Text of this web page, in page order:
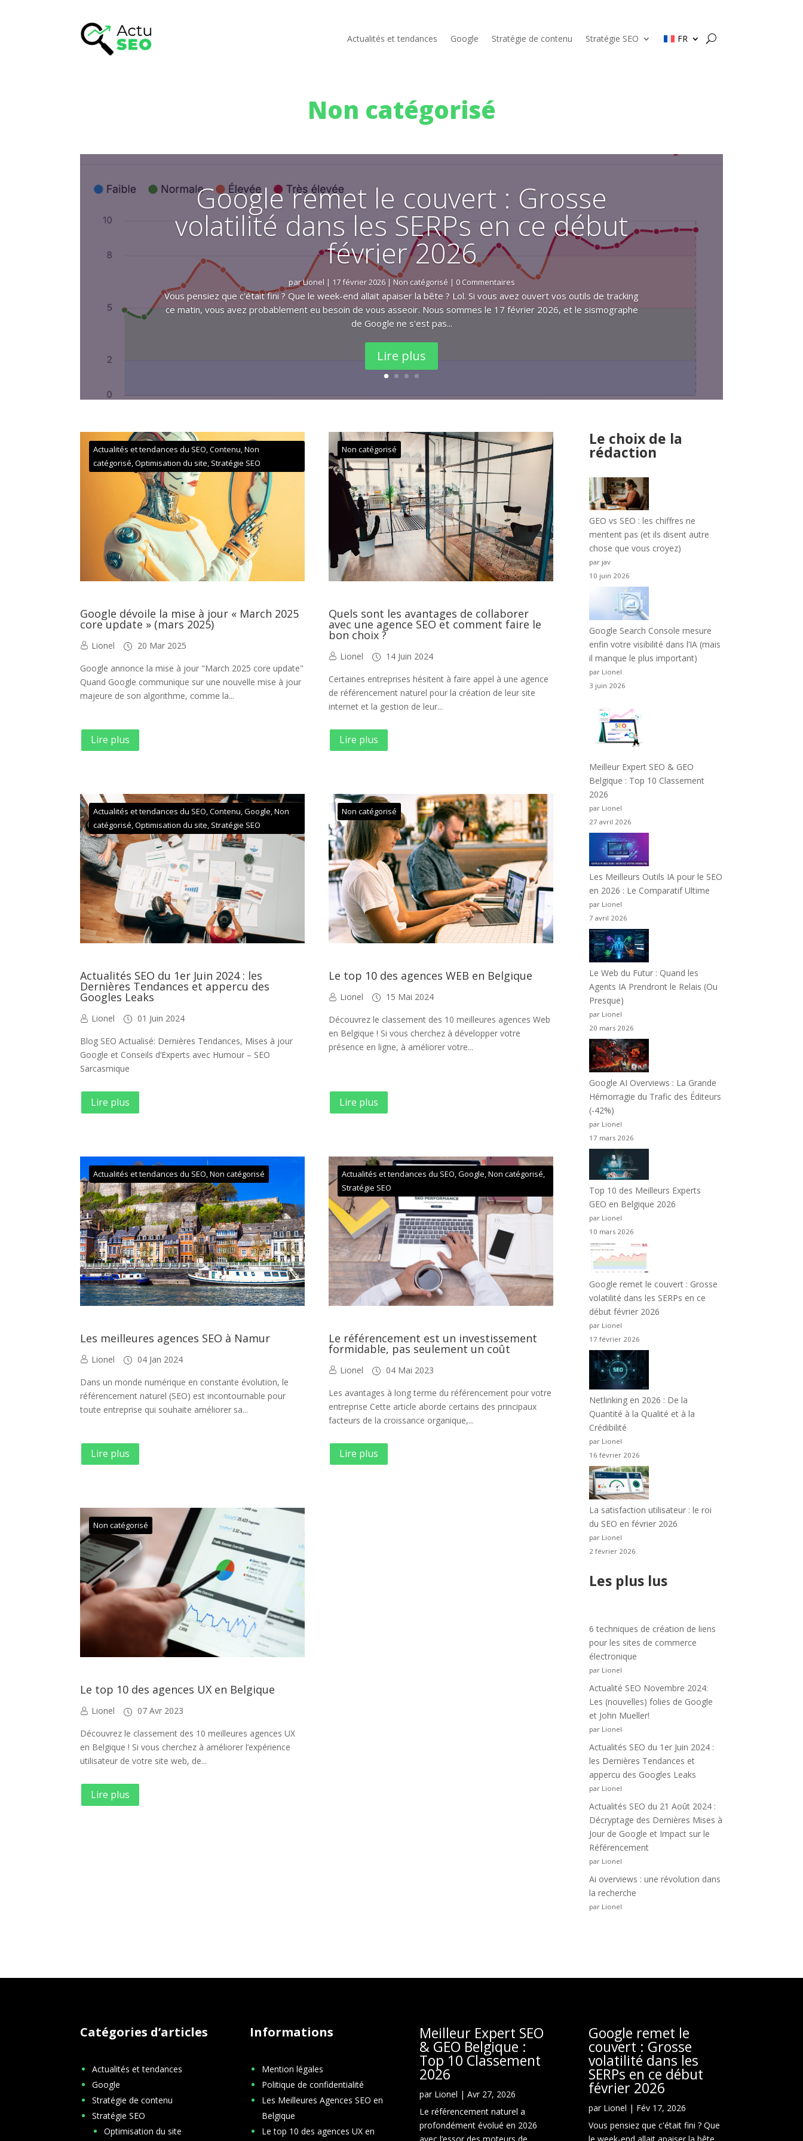
Actualités et tendances Google Stratégie de contenu Stratégie SEO FR
Non catégorisé
Google remet le couvert : Grosse
volatilité dans les SERPs en ce début
février 2026
parLionel | 17 février 2026| Non catégorisé | 0 Commentaires
Vous pensiez que c'était fini ? Que le week-end allait apaiser la bête ? Lol. Si vous avez ouvert vos outils de tracking
ce matin, vous avez probablement eu besoin de vous asseoir. Nous sommes le 17 février 2026, et le sismographe
de Google ne s'est pas...
Lire plus
Actualités et tendances du SEO ,Contenu ,Non
catégorisé ,Optimisation du site Stratégie SEO
Google dévoile la mise à jour « March 2025
core update » (mars 2025)
Lionel
20 Mar 2025
Google annonce la mise à jour "March 2025 core update"
Quand Google communique sur une nouvelle mise à jour
majeure de son algorithme, comme la...
Lire plus
Non catégorisé
Quels sont les avantages de collaborer
avec une agence SEO et comment faire le
bon choix ?
Lionel
14 Juin 2024
Certaines entreprises hésitent à faire appel à une agence
de référencement naturel pour la création de leur site
internet et la gestion de leur...
Lire plus
Actualités et tendances du SEO,Contenu,Google,Non
catégorisé,Optimisation du site, Stratégie SEO
Actualités SEO du 1er Juin 2024 : les
Dernières Tendances et appercu des
Googles Leaks
Lionel
01 Juin 2024
Blog SEO Actualisé: Dernières Tendances, Mises à jour
Google et Conseils d’Experts avec Humour – SEO
Sarcasmique
Lire plus
Non catégorisé
Le top 10 des agences WEB en Belgique
Lionel
15 Mai 2024
Découvrez le classement des 10 meilleures agences Web
en Belgique ! Si vous cherchez à développer votre
présence en ligne, à améliorer votre...
Lire plus
Actualités et tendances du SEO,Non catégorisé
Les meilleures agences SEO à Namur
Lionel
04 Jan 2024
Dans un monde numérique en constante évolution, le
référencement naturel (SEO) est incontournable pour
toute entreprise qui souhaite améliorer sa...
Lire plus
Actualités et tendances du SEO,Google,Non catégorisé,
Stratégie SEO
Le référencement est un investissement
formidable, pas seulement un coût
Lionel
04 Mai 2023
Les avantages à long terme du référencement pour votre
entreprise Cette article aborde certains des principaux
facteurs de la croissance organique,...
Lire plus
Non catégorisé
Le top 10 des agences UX en Belgique
Lionel
07 Avr 2023
Découvrez le classement des 10 meilleures agences UX
en Belgique ! Si vous cherchez à améliorer l’expérience
utilisateur de votre site web, de...
Lire plus
Le choix de la
rédaction
GEO vs SEO : les chiffres ne
mentent pas (et ils disent autre
chose que vous croyez)
par jav
10 juin 2026
Google Search Console mesure
enfin votre visibilité dans l’IA (mais
il manque le plus important)
par Lionel
3 juin 2026
Meilleur Expert SEO & GEO
Belgique : Top 10 Classement
2026
par Lionel
27 avril 2026
Les Meilleurs Outils IA pour le SEO
en 2026 : Le Comparatif Ultime
par Lionel
7 avril 2026
Le Web du Futur : Quand les
Agents IA Prendront le Relais (Ou
Presque)
par Lionel
20 mars 2026
Google AI Overviews : La Grande
Hémorragie du Trafic des Éditeurs
(-42%)
par Lionel
17 mars 2026
Top 10 des Meilleurs Experts
GEO en Belgique 2026
par Lionel
10 mars 2026
Google remet le couvert : Grosse
volatilité dans les SERPs en ce
début février 2026
par Lionel
17 février 2026
Netlinking en 2026 : De la
Quantité à la Qualité et à la
Crédibilité
par Lionel
16 février 2026
La satisfaction utilisateur : le roi
du SEO en février 2026
par Lionel
2 février 2026
Les plus lus
6 techniques de création de liens
pour les sites de commerce
électronique
par Lionel
Actualité SEO Novembre 2024:
Les (nouvelles) folies de Google
et John Mueller!
par Lionel
Actualités SEO du 1er Juin 2024 :
les Dernières Tendances et
appercu des Googles Leaks
par Lionel
Actualités SEO du 21 Août 2024 :
Décryptage des Dernières Mises à
Jour de Google et Impact sur le
Référencement
par Lionel
Ai overviews : une révolution dans
la recherche
par Lionel
Catégories d’articles
Actualités et tendances
Google
Stratégie de contenu
Stratégie SEO
Optimisation du site
Informations
Mention légales
Politique de confidentialité
Les Meilleures Agences SEO en
Belgique
Le top 10 des agences UX en
Meilleur Expert SEO
& GEO Belgique :
Top 10 Classement
2026
par Lionel | Avr 27, 2026
Le référencement naturel a
profondément évolué en 2026
avec l’essor des moteurs de
Google remet le
couvert : Grosse
volatilité dans les
SERPs en ce début
février 2026
par Lionel | Fév 17, 2026
Vous pensiez que c'était fini ? Que
le week-end allait apaiser la bête